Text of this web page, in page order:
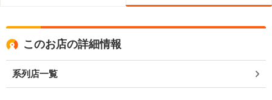
このお店の詳細情報
系列店一覧